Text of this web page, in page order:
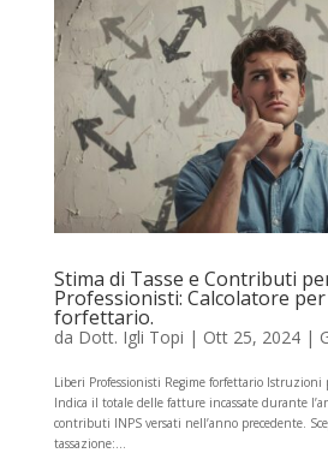
Stima di Tasse e Contributi
Professionisti: Calcolatore
forfettario.
da Dott. Igli Topi | Ott 25, 2024|
Liberi Professionisti Regime forfettario
Indica il totale delle fatture incassate durante
contributi INPS versati nell’anno precedente.
tassazione:...